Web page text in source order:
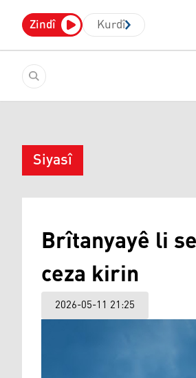
Zindî Kurdî
Siyasî
Brîtanyayê li
ceza kirin
2026-05-11 21:25